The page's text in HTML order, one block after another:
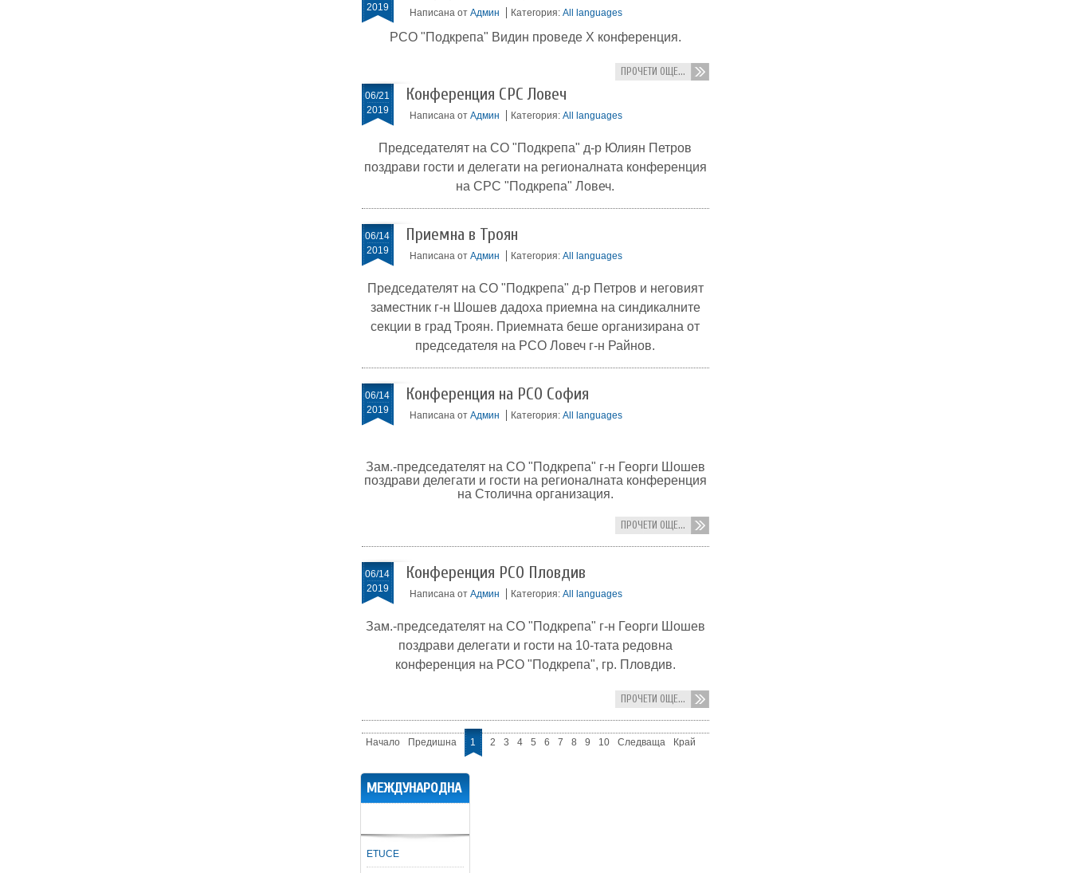
2019
Написана от Админ Категория: All languages
РСО "Подкрепа" Видин проведе X конференция.
ПРОЧЕТИ ОЩЕ...
06/21
2019
Конференция СРС Ловеч
Написана от Админ Категория: All languages
Председателят на СО "Подкрепа" д-р Юлиян Петров
поздрави гости и делегати на регионалната конференция
на СРС "Подкрепа" Ловеч.
06/14
2019
Приемна в Троян
Написана от Админ Категория: All languages
Председателят на СО "Подкрепа" д-р Петров и неговият
заместник г-н Шошев дадоха приемна на синдикалните
секции в град Троян. Приемната беше организирана от
председателя на РСО Ловеч г-н Райнов.
06/14
2019
Конференция на РСО София
Написана от Админ Категория: All languages
Зам.-председателят на СО "Подкрепа" г-н Георги Шошев
поздрави делегати и гости на регионалната конференция
на Столична организация.
ПРОЧЕТИ ОЩЕ...
06/14
2019
Конференция РСО Пловдив
Написана от Админ Категория: All languages
Зам.-председателят на СО "Подкрепа" г-н Георги Шошев
поздрави делегати и гости на 10-тата редовна
конференция на РСО "Подкрепа", гр. Пловдив.
ПРОЧЕТИ ОЩЕ...
Начало Предишна 1 2 3 4 5 6 7 8 9 10 Следваща Край
МЕЖДУНАРОДНА
ETUCE